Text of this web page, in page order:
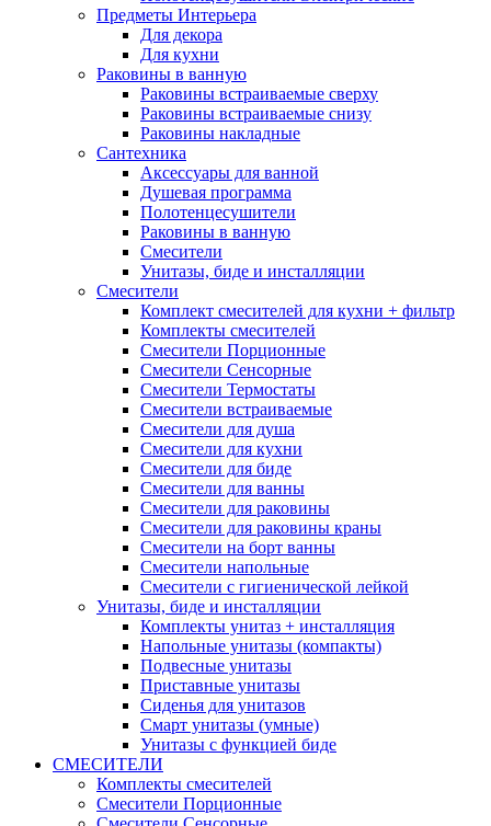
Предметы Интерьера
Для декора
Для кухни
Раковины в ванную
Раковины встраиваемые сверху
Раковины встраиваемые снизу
Раковины накладные
Сантехника
Аксессуары для ванной
Душевая программа
Полотенцесушители
Раковины в ванную
Смесители
Унитазы, биде и инсталляции
Смесители
Комплект смесителей для кухни + фильтр
Комплекты смесителей
Смесители Порционные
Смесители Сенсорные
Смесители Термостаты
Смесители встраиваемые
Смесители для душа
Смесители для кухни
Смесители для биде
Смесители для ванны
Смесители для раковины
Смесители для раковины краны
Смесители на борт ванны
Смесители напольные
Смесители с гигиенической лейкой
Унитазы, биде и инсталляции
Комплекты унитаз + инсталляция
Напольные унитазы (компакты)
Подвесные унитазы
Приставные унитазы
Сиденья для унитазов
Смарт унитазы (умные)
Унитазы с функцией биде
СМЕСИТЕЛИ
Комплекты смесителей
Смесители Порционные